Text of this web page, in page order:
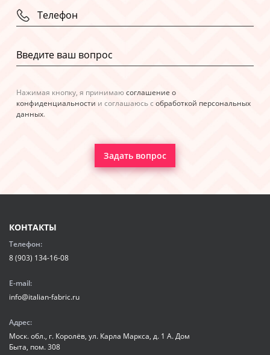
Нажимая кнопку, я принимаюсоглашение о
конфиденциальности и соглашаюсь с обработкой персональных
данных.
Задать вопрос
КОНТАКТЫ
Телефон:
8 (903) 134-16-08
E-mail:
info@italian-fabric.ru
Адрес:
Моск. обл., г. Королёв, ул. Карла Маркса, д. 1 А. Дом
Быта, пом. 308